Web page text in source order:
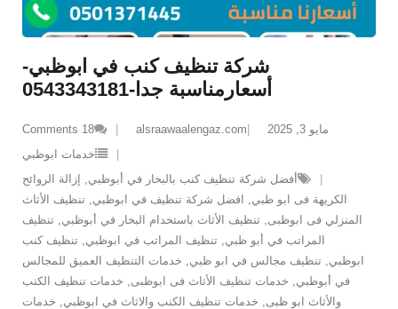
شركة تنظيف كنب في ابوظبي-
أسعارمناسبة جدا-0543343181
مايو 3, 2025 alsraawaalengaz.com
18
Comments
خدمات ابوظبي
أفضل شركة تنظيف كنب بالبخار في أبوظبي, إزالة الروائح
الكريهة فى ابو ظبي, افضل شركة تنظيف في ابوظبي, تنظيف الأثاث
المنزلي فى ابوظبى, تنظيف الأثاث باستخدام البخار في أبوظبي, تنظيف
المراتب في أبو ظبي, تنظيف المراتب في ابوظبي, تنظيف كنب
ابوظبي, تنظيف مجالس في ابو ظبي, خدمات التنظيف العميق للمجالس
في أبوظبي, خدمات تنظيف الأثاث فى ابوظبى, خدمات تنظيف الكنب
والأثاث ابو ظبى, خدمات تنظيف الكنب والاثاث في ابوظبي, خدمات